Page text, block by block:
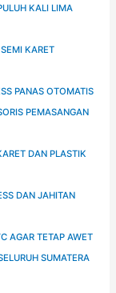
KALI LIMA
KARET
PANAS OTOMATIS
PEMASANGAN
DAN PLASTIK
DAN JAHITAN
AGAR TETAP AWET
SUMATERA